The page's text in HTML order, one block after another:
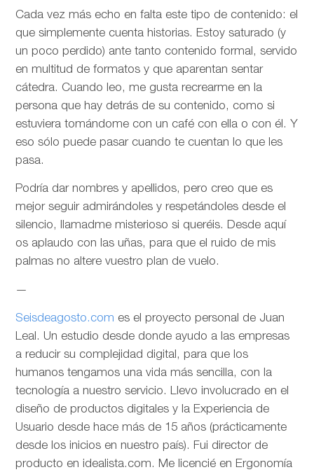
Cada vez más echo en falta este tipo de contenido: el
que simplemente cuenta historias. Estoy saturado (y
un poco perdido) ante tanto contenido formal, servido
en multitud de formatos y que aparentan sentar
cátedra. Cuando leo, me gusta recrearme en la
persona que hay detrás de su contenido, como si
estuviera tomándome con un café con ella o con él. Y
eso sólo puede pasar cuando te cuentan lo que les
pasa.
Podría dar nombres y apellidos, pero creo que es
mejor seguir admirándoles y respetándoles desde el
silencio, llamadme misterioso si queréis. Desde aquí
os aplaudo con las uñas, para que el ruido de mis
palmas no altere vuestro plan de vuelo.
—
Seisdeagosto.com es el proyecto personal de Juan
Leal. Un estudio desde donde ayudo a las empresas
a reducir su complejidad digital, para que los
humanos tengamos una vida más sencilla, con la
tecnología a nuestro servicio. Llevo involucrado en el
diseño de productos digitales y la Experiencia de
Usuario desde hace más de 15 años (prácticamente
desde los inicios en nuestro país). Fui director de
producto en idealista.com. Me licencié en Ergonomía